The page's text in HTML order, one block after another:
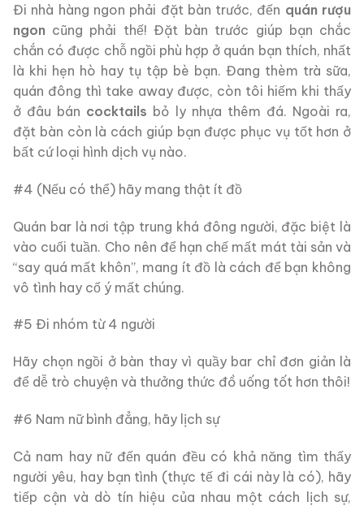
Đi nhà hàng ngon phải đặt bàn trước, đến quán rượu
ngon cũng phải thế! Đặt bàn trước giúp bạn chắc
chắn có được chỗ ngồi phù hợp ở quán bạn thích, nhất
là khi hẹn hò hay tụ tập bè bạn. Đang thèm trà sữa,
quán đông thì take away được, còn tôi hiếm khi thấy
ở đâu bán cocktails bỏ ly nhựa thêm đá. Ngoài ra,
đặt bàn còn là cách giúp bạn được phục vụ tốt hơn ở
bất cứ loại hình dịch vụ nào.
#4 (Nếu có thể) hãy mang thật ít đồ
Quán bar là nơi tập trung khá đông người, đặc biệt là
vào cuối tuần. Cho nên để hạn chế mất mát tài sản và
“say quá mất khôn”, mang ít đồ là cách để bạn không
vô tình hay cố ý mất chúng.
#5 Đi nhóm từ 4 người
Hãy chọn ngồi ở bàn thay vì quầy bar chỉ đơn giản là
để dễ trò chuyện và thưởng thức đồ uống tốt hơn thôi!
#6 Nam nữ bình đẳng, hãy lịch sự
Cả nam hay nữ đến quán đều có khả năng tìm thấy
người yêu, hay bạn tình (thực tế đi cái này là có), hãy
tiếp cận và dò tín hiệu của nhau một cách lịch sự,